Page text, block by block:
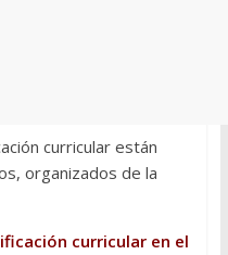
curricular están
organizados de la
curricular en el